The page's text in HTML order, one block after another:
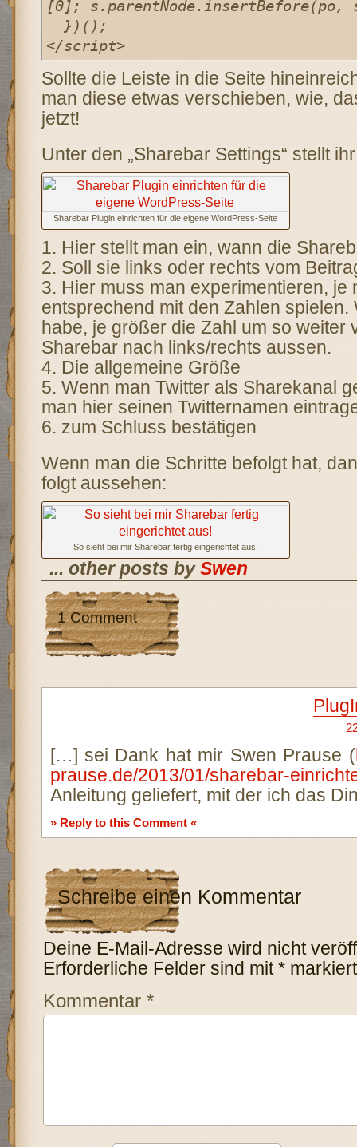
[0]; s.parentNode.insertBefore(po,
</script>
Sollte die Leiste in die Seite
man diese etwas verschieben, wie,
jetzt!
Unter den „Sharebar Settings“ stellt
Sharebar Plugin einrichten für die eigene WordPress-Seite
1. Hier stellt man ein, wann die
2. Soll sie links oder rechts vom
3. Hier muss man experimentieren, je
entsprechend mit den Zahlen spielen.
habe, je größer die Zahl um so weiter
Sharebar nach links/rechts aussen.
4. Die allgemeine Größe
5. Wenn man Twitter als Sharekanal
man hier seinen Twitternamen
6. zum Schluss bestätigen
Wenn man die Schritte befolgt hat,
folgt aussehen:
So sieht bei mir Sharebar fertig eingerichtet aus!
... other posts bySwen
1 Comment
[…] sei Dank hat mir Swen Prause (
prause.de/2013/01/sharebar-
Anleitung geliefert, mit der ich das
» Reply to this Comment «
Schreibe einen Kommentar
Deine E-Mail-Adresse wird nicht
Erforderliche Felder sind mit*markiert
Kommentar *